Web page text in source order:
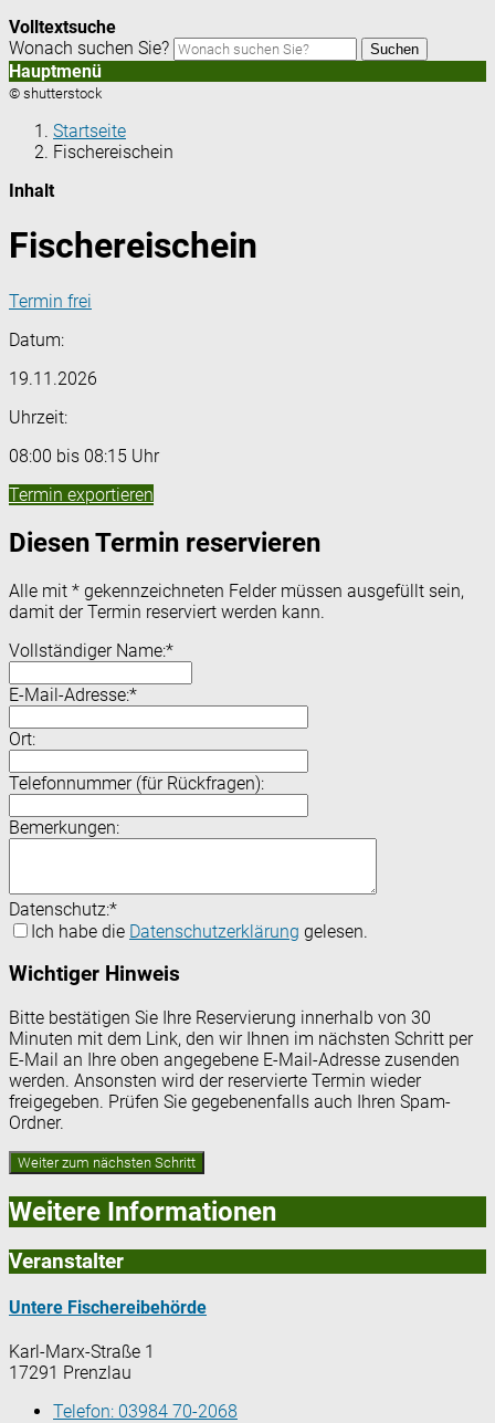
Volltextsuche
Wonach suchen Sie?
Suchen
Hauptmenü
© shutterstock
Startseite
Fischereischein
Inhalt
Fischereischein
Termin frei
Datum:
19.11.2026
Uhrzeit:
08:00 bis 08:15 Uhr
Termin exportieren
Diesen Termin reservieren
Alle mit * gekennzeichneten Felder müssen ausgefüllt sein,
damit der Termin reserviert werden kann.
Vollständiger Name:*
E-Mail-Adresse:*
Ort:
Telefonnummer (für Rückfragen):
Bemerkungen:
Datenschutz:*
Ich habe die Datenschutzerklärung gelesen.
Wichtiger Hinweis
Bitte bestätigen Sie Ihre Reservierung innerhalb von 30
Minuten mit dem Link, den wir Ihnen im nächsten Schritt per
E-Mail an Ihre oben angegebene E-Mail-Adresse zusenden
werden. Ansonsten wird der reservierte Termin wieder
freigegeben. Prüfen Sie gegebenenfalls auch Ihren Spam-
Ordner.
Weitere Informationen
Veranstalter
Untere Fischereibehörde
Karl-Marx-Straße 1
17291 Prenzlau
Telefon: 03984 70-2068